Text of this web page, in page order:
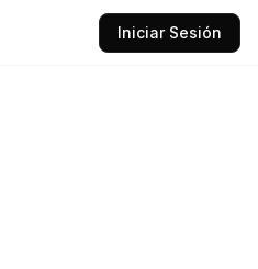
Iniciar Sesión